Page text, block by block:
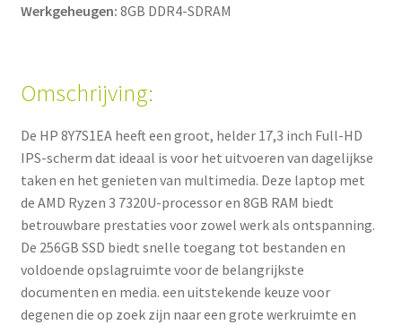
Werkgeheugen: 8GB DDR4-SDRAM
Omschrijving:
De HP 8Y7S1EA heeft een groot, helder 17,3 inch Full-HD
IPS-scherm dat ideaal is voor het uitvoeren van dagelijkse
taken en het genieten van multimedia. Deze laptop met
de AMD Ryzen 3 7320U-processor en 8GB RAM biedt
betrouwbare prestaties voor zowel werk als ontspanning.
De 256GB SSD biedt snelle toegang tot bestanden en
voldoende opslagruimte voor de belangrijkste
documenten en media. een uitstekende keuze voor
degenen die op zoek zijn naar een grote werkruimte en